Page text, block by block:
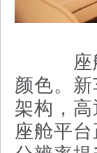
座舱
颜色。
架构，
座舱平